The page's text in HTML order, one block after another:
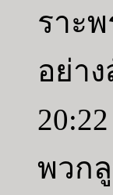
ราะ
อย่า
พวก